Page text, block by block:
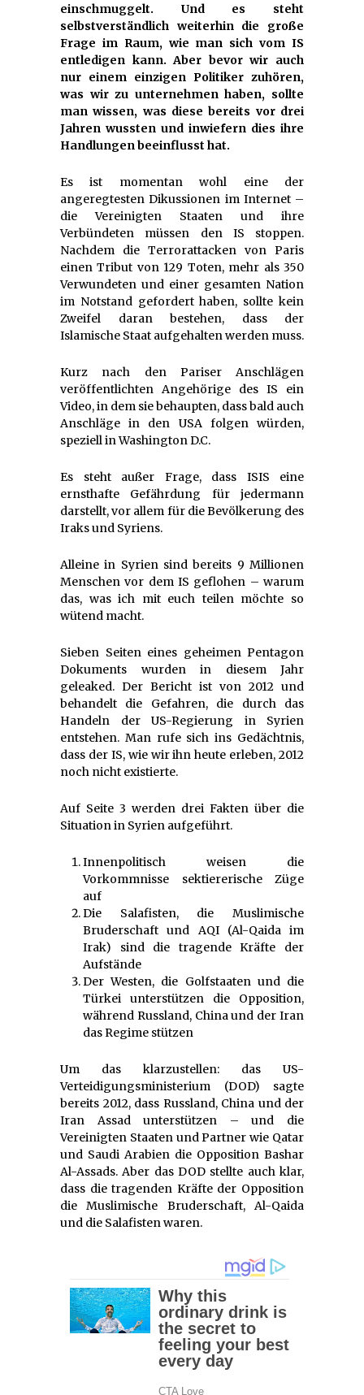
einschmuggelt. Und es steht
selbstverständlich weiterhin die große
Frage im Raum, wie man sich vom IS
entledigen kann. Aber bevor wir auch
nur einem einzigen Politiker zuhören,
was wir zu unternehmen haben, sollte
man wissen, was diese bereits vor drei
Jahren wussten und inwiefern dies ihre
Handlungen beeinflusst hat.
Es ist momentan wohl eine der
angeregtesten Dikussionen im Internet –
die Vereinigten Staaten und ihre
Verbündeten müssen den IS stoppen.
Nachdem die Terrorattacken von Paris
einen Tribut von 129 Toten, mehr als 350
Verwundeten und einer gesamten Nation
im Notstand gefordert haben, sollte kein
Zweifel daran bestehen, dass der
Islamische Staat aufgehalten werden muss.
Kurz nach den Pariser Anschlägen
veröffentlichten Angehörige des IS ein
Video, in dem sie behaupten, dass bald auch
Anschläge in den USA folgen würden,
speziell in Washington D.C.
Es steht außer Frage, dass ISIS eine
ernsthafte Gefährdung für jedermann
darstellt, vor allem für die Bevölkerung des
Iraks und Syriens.
Alleine in Syrien sind bereits 9 Millionen
Menschen vor dem IS geflohen – warum
das, was ich mit euch teilen möchte so
wütend macht.
Sieben Seiten eines geheimen Pentagon
Dokuments wurden in diesem Jahr
geleaked. Der Bericht ist von 2012 und
behandelt die Gefahren, die durch das
Handeln der US-Regierung in Syrien
entstehen. Man rufe sich ins Gedächtnis,
dass der IS, wie wir ihn heute erleben, 2012
noch nicht existierte.
Auf Seite 3 werden drei Fakten über die
Situation in Syrien aufgeführt.
Innenpolitisch weisen die
Vorkommnisse sektiererische Züge
auf
Die Salafisten, die Muslimische
Bruderschaft und AQI (Al-Qaida im
Irak) sind die tragende Kräfte der
Aufstände
Der Westen, die Golfstaaten und die
Türkei unterstützen die Opposition,
während Russland, China und der Iran
das Regime stützen
Um das klarzustellen: das US-
Verteidigungsministerium (DOD) sagte
bereits 2012, dass Russland, China und der
Iran Assad unterstützen – und die
Vereinigten Staaten und Partner wie Qatar
und Saudi Arabien die Opposition Bashar
Al-Assads. Aber das DOD stellte auch klar,
dass die tragenden Kräfte der Opposition
die Muslimische Bruderschaft, Al-Qaida
und die Salafisten waren.